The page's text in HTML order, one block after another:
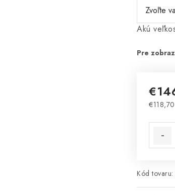
Akú
Kód tovaru: